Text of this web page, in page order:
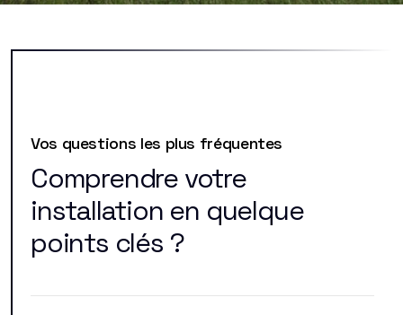
Vos questions les plus fréquentes
Comprendre votre
installation en quelque
points clés ?